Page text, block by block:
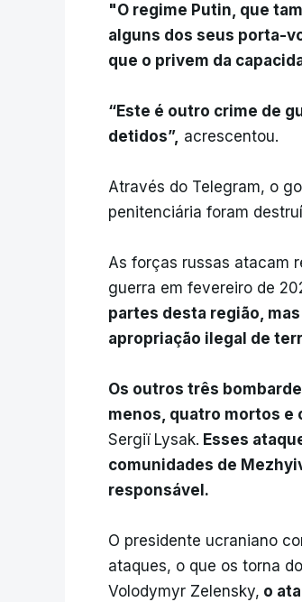
"O regime Putin, que
alguns dos seus porta-
que o privem da
“Este é outro crime de
detidos”, acrescentou.
Através do Telegram, o
penitenciária foram
As forças russas atacam
guerra em fevereiro de
partes desta região,
apropriação ilegal de
Os outros três
menos, quatro mortos e
Sergiï Lysak. Esses
comunidades de
responsável.
O presidente ucraniano
ataques, o que os torna
Volodymyr Zelensky, o